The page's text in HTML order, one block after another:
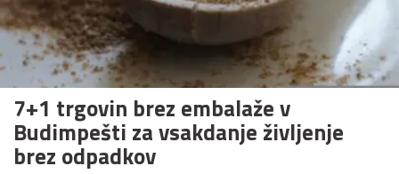
7+1 trgovin brez embalaže v
Budimpešti za vsakdanje življenje
brez odpadkov